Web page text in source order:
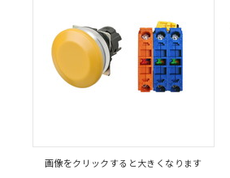
画像をクリックすると大きくなります